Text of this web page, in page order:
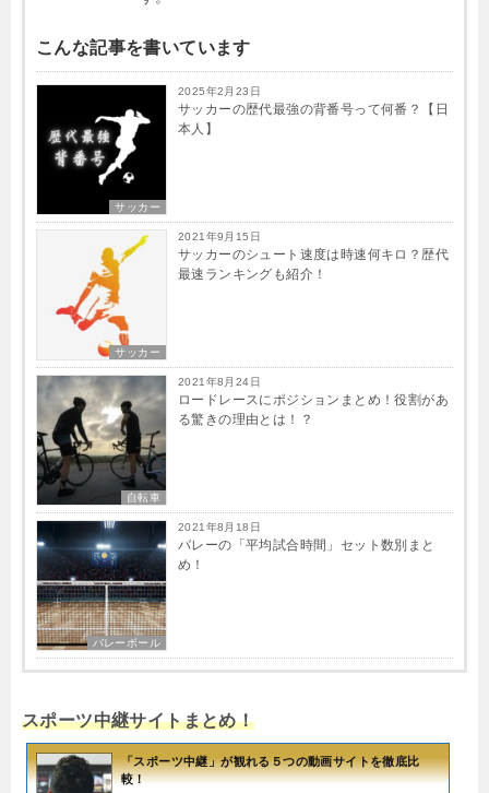
こんな記事を書いています
サッカー
2025年2月23日
サッカーの歴代最強の背番号って何番？【日
本人】
サッカー
2021年9月15日
サッカーのシュート速度は時速何キロ？歴代
最速ランキングも紹介！
自転車
2021年8月24日
ロードレースにポジションまとめ！役割があ
る驚きの理由とは！？
バレーボール
2021年8月18日
バレーの「平均試合時間」セット数別まと
め！
スポーツ中継サイトまとめ！
「スポーツ中継」が観れる５つの動画サイトを徹底比
較！